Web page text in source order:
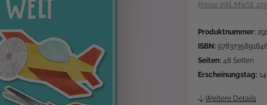
Preise inkl. MwSt.
Produktnummer:
ISBN:
Seiten: 48 Seiten
Erscheinungstag:
Weitere Details